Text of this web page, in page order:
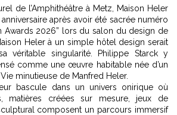
de l’Amphithéâtre à Metz, Maison Heler
après avoir été sacrée numéro
Awards 2026” lors du salon du design de
Heler à un simple hôtel design serait
véritable singularité. Philippe Starck y
comme une œuvre habitable née d’un
minutieuse de Manfred Heler.
bascule dans un univers onirique où
matières créées sur mesure, jeux de
composent un parcours immersif